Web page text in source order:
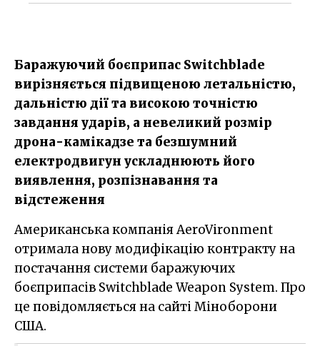
Баражуючий боєприпас Switchblade
вирізняється підвищеною летальністю,
дальністю дії та високою точністю
завдання ударів, а невеликий розмір
дрона-камікадзе та безшумний
електродвигун ускладнюють його
виявлення, розпізнавання та
відстеження
Американська компанія AeroVironment
отримала нову модифікацію контракту на
постачання системи баражуючих
боєприпасів Switchblade Weapon System. Про
це повідомляється на сайті Міноборони
США.